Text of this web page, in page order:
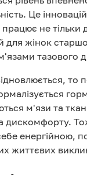
Це
не тільки
для жінок
тазового
то
м'язи та
дискомфорту.
енергійною,
життєвих